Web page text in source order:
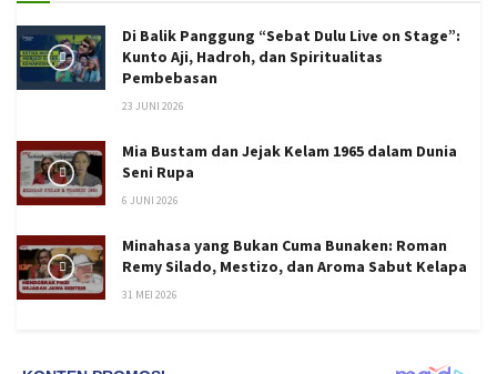
Di Balik Panggung “Sebat Dulu Live on Stage”:
Kunto Aji, Hadroh, dan Spiritualitas
Pembebasan
23 JUNI 2026
Mia Bustam dan Jejak Kelam 1965 dalam Dunia
Seni Rupa
6 JUNI 2026
Minahasa yang Bukan Cuma Bunaken: Roman
Remy Silado, Mestizo, dan Aroma Sabut Kelapa
31 MEI 2026